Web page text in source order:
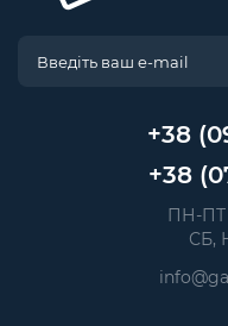
+38
+38
ПН-ПТ
СБ,